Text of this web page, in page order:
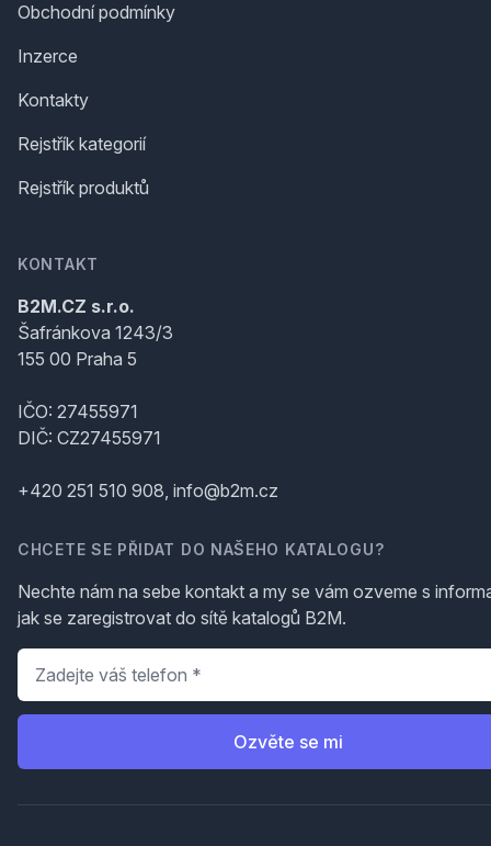
Obchodní podmínky
Inzerce
Kontakty
Rejstřík kategorií
Rejstřík produktů
KONTAKT
B2M.CZ s.r.o.
Šafránkova 1243/3
155 00 Praha 5
IČO: 27455971
DIČ: CZ27455971
+420 251 510 908, info@b2m.cz
CHCETE SE PŘIDAT DO NAŠEHO KATALOGU?
Nechte nám na sebe kontakt a my se vám ozveme s
jak se zaregistrovat do sítě katalogů B2M.
Telefon
Ozvěte se mi